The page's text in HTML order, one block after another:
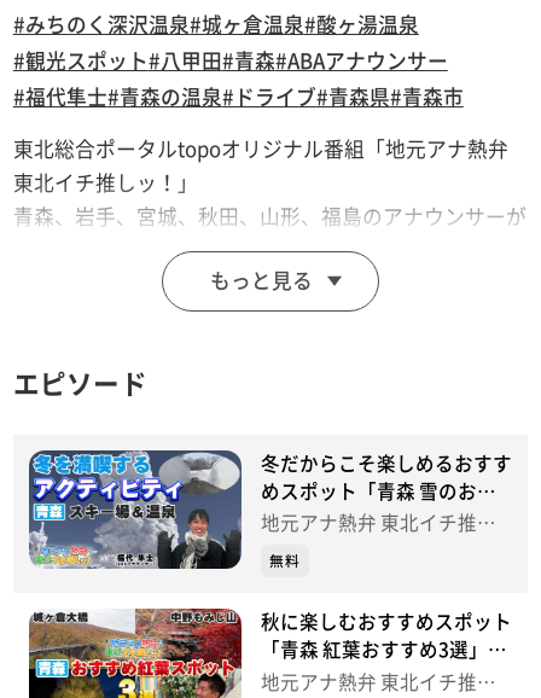
#みちのく深沢温泉#城ヶ倉温泉#酸ヶ湯温泉
#観光スポット#八甲田#青森#ABAアナウンサー
#福代隼士#青森の温泉#ドライブ#青森県#青森市
東北総合ポータルtopoオリジナル番組「地元アナ熱弁
東北イチ推しッ！」
青森、岩手、宮城、秋田、山形、福島のアナウンサーが
東北各地の魅力を紹介！
青森からは、青森県内で楽しめる冬のスポットをご紹介
青森市民にはお馴染みのスキー場、リンクステーション
冬のアクティビティを紹介します。
冷え切った身体を温める温泉施設や春先でも楽しめるス
ポットも紹介します。
冬だから楽しめるイチオシスポットをぜひ！
■福代アナウンサー（青森朝日放送）のおすすめスポッ
ト
・リンクステーションヒルズ雲谷
もっと見る
エピソード
冬だからこそ楽しめるおすす
めスポット「青森 雪のおス
スメ」（ABA青森朝日放送／
地元アナ熱弁 東北イチ推し
ッ！
無料
秋に楽しむおすすめスポット
「青森 紅葉おすすめ3選」
（ABA青森朝日放送／中井ア
地元アナ熱弁 東北イチ推し